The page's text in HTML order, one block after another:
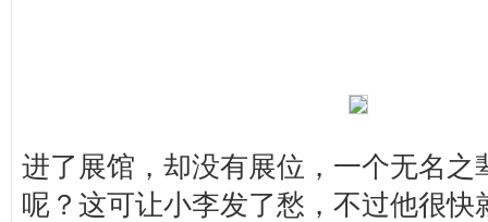
进了展馆，却没有展位，一个无名之
呢？这可让小李发了愁，不过他很快